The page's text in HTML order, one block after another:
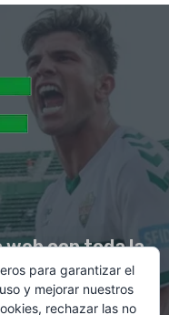
con toda la
C.F.
para garantizar el
y mejorar nuestros
rechazar las no